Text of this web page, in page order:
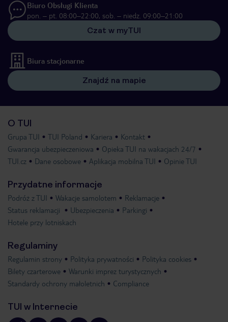
Biuro Obsługi Klienta
pon. – pt. 08:00–22:00, sob. – niedz. 09:00–21:00
Czat w myTUI
Biura stacjonarne
Znajdź na mapie
O TUI
Grupa TUI TUI Poland Kariera
Kontakt
Gwarancja ubezpieczeniowa
Opieka TUI na wakacjach 24/7
TUI.cz
Dane osobowe Aplikacja mobilna TUI Opinie TUI
Przydatne informacje
Podróż z TUI Wakacje samolotem
Reklamacje
Status reklamacji
Ubezpieczenia
Parkingi
Hotele przy lotniskach
Regulaminy
Regulamin strony Polityka prywatności
Polityka cookies
Bilety czarterowe
Warunki imprez turystycznych
Standardy ochrony małoletnich
Compliance
TUI w Internecie